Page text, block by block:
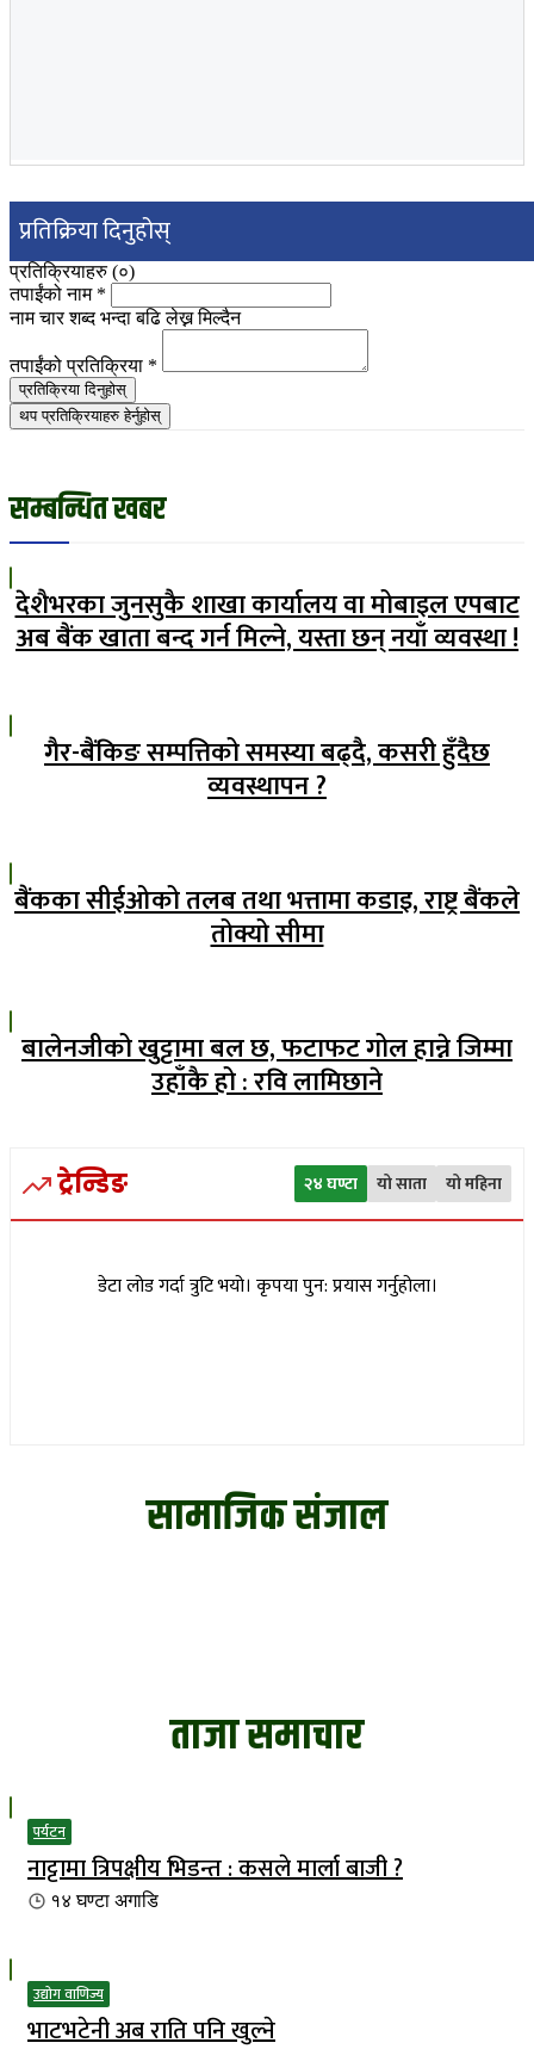
प्रतिक्रिया दिनुहोस्
प्रतिक्रियाहरु (०)
तपाईंको नाम *
नाम चार शब्द भन्दा बढि लेख्न मिल्दैन
तपाईंको प्रतिक्रिया *
प्रतिक्रिया दिनुहोस्
थप प्रतिक्रियाहरु हेर्नुहोस्
सम्बन्धित खबर
देशैभरका जुनसुकै शाखा कार्यालय वा मोबाइल एपबाट
अब बैंक खाता बन्द गर्न मिल्ने, यस्ता छन् नयाँ व्यवस्था !
गैर-बैंकिङ सम्पत्तिको समस्या बढ्दै, कसरी हुँदैछ
व्यवस्थापन ?
बैंकका सीईओको तलब तथा भत्तामा कडाइ, राष्ट्र बैंकले
तोक्यो सीमा
बालेनजीको खुट्टामा बल छ, फटाफट गोल हान्ने जिम्मा
उहाँकै हो : रवि लामिछाने
ट्रेन्डिङ २४ घण्टा यो साता यो महिना
डेटा लोड गर्दा त्रुटि भयो। कृपया पुन: प्रयास गर्नुहोला।
सामाजिक संजाल
ताजा समाचार
पर्यटन
नाट्टामा त्रिपक्षीय भिडन्त : कसले मार्ला बाजी ?
१४ घण्टा अगाडि
उद्योग वाणिज्य
भाटभटेनी अब राति पनि खुल्ने